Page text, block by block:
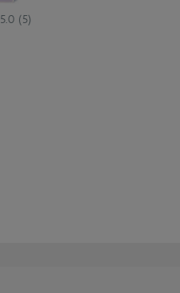
5.0 (5)